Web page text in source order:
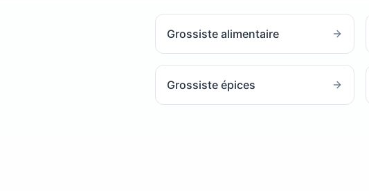
Grossiste alimentaire
Grossiste épices